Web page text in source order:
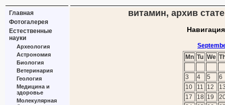
Главная
Фотогалерея
Естественные
науки
Археология
Астрономия
Биология
Ветеринария
Геология
Медицина и
здоровье
Молекулярная
витамин, архив
Mn Tu We
3 4 5
6
10
11 12
17
18 19